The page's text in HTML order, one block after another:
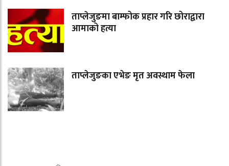
ताप्लेजुङमा बाम्फोक प्रहार गरि छोराद्वारा
आमाको हत्या
ताप्लेजुङका एभेङ मृत अवस्थाम फेला